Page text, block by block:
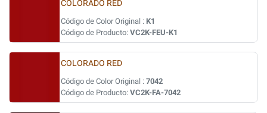
COLORADO RED
Código de Color Original : K1
Código de Producto: VC2K-FEU-K1
COLORADO RED
Código de Color Original : 7042
Código de Producto: VC2K-FA-7042